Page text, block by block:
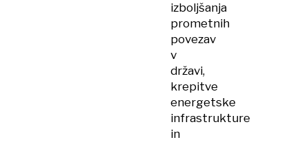
izboljšanja
prometnih
povezav
v
državi,
krepitve
energetske
infrastrukture
in